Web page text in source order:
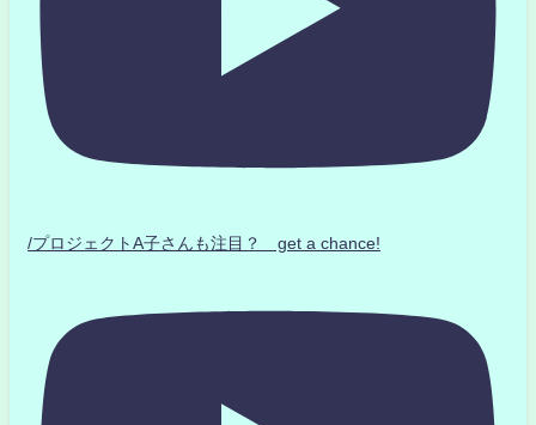
/プロジェクトA子さんも注目？ get a chance!